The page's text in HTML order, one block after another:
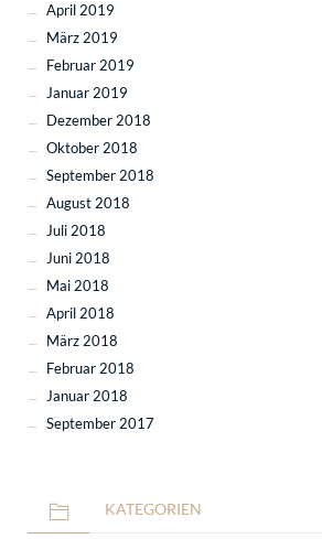
April 2019
März 2019
Februar 2019
Januar 2019
Dezember 2018
Oktober 2018
September 2018
August 2018
Juli 2018
Juni 2018
Mai 2018
April 2018
März 2018
Februar 2018
Januar 2018
September 2017
KATEGORIEN